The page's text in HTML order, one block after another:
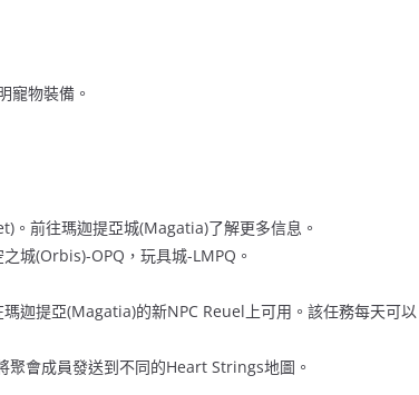
寵物裝備。
。前往瑪迦提亞城(Magatia)了解更多信息。
城(Orbis)-OPQ，玩具城-LMPQ。
迦提亞(Magatia)的新NPC Reuel上可用。該任務每天可以
會成員發送到不同的Heart Strings地圖。